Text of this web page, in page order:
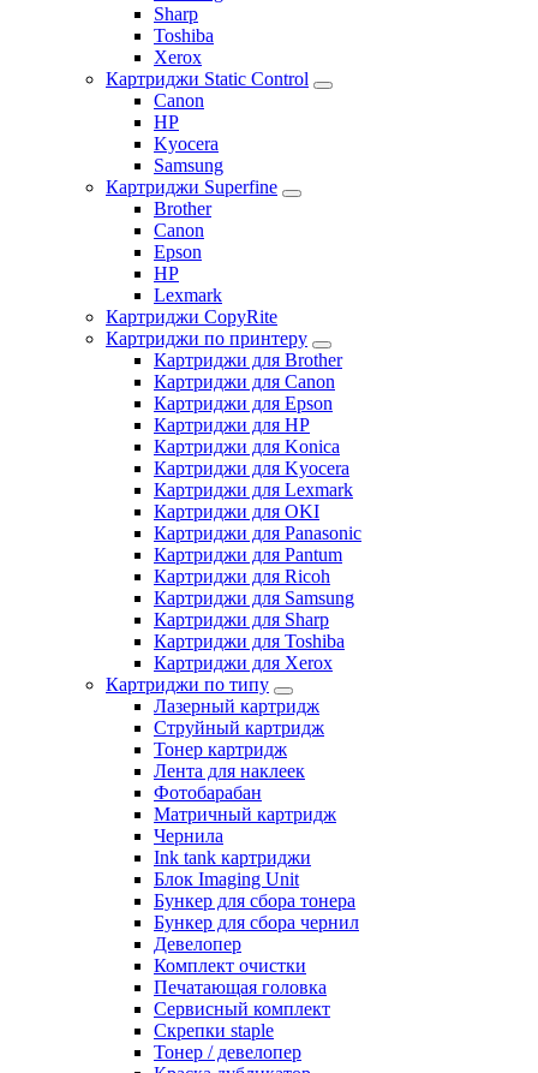
Sharp
Toshiba
Xerox
Картриджи Static Control
Canon
HP
Kyocera
Samsung
Картриджи Superfine
Brother
Canon
Epson
HP
Lexmark
Картриджи CopyRite
Картриджи по принтеру
Картриджи для Brother
Картриджи для Canon
Картриджи для Epson
Картриджи для HP
Картриджи для Konica
Картриджи для Kyocera
Картриджи для Lexmark
Картриджи для OKI
Картриджи для Panasonic
Картриджи для Pantum
Картриджи для Ricoh
Картриджи для Samsung
Картриджи для Sharp
Картриджи для Toshiba
Картриджи для Xerox
Картриджи по типу
Лазерный картридж
Струйный картридж
Тонер картридж
Лента для наклеек
Фотобарабан
Матричный картридж
Чернила
Ink tank картриджи
Блок Imaging Unit
Бункер для сбора тонера
Бункер для сбора чернил
Девелопер
Комплект очистки
Печатающая головка
Сервисный комплект
Скрепки staple
Тонер / девелопер